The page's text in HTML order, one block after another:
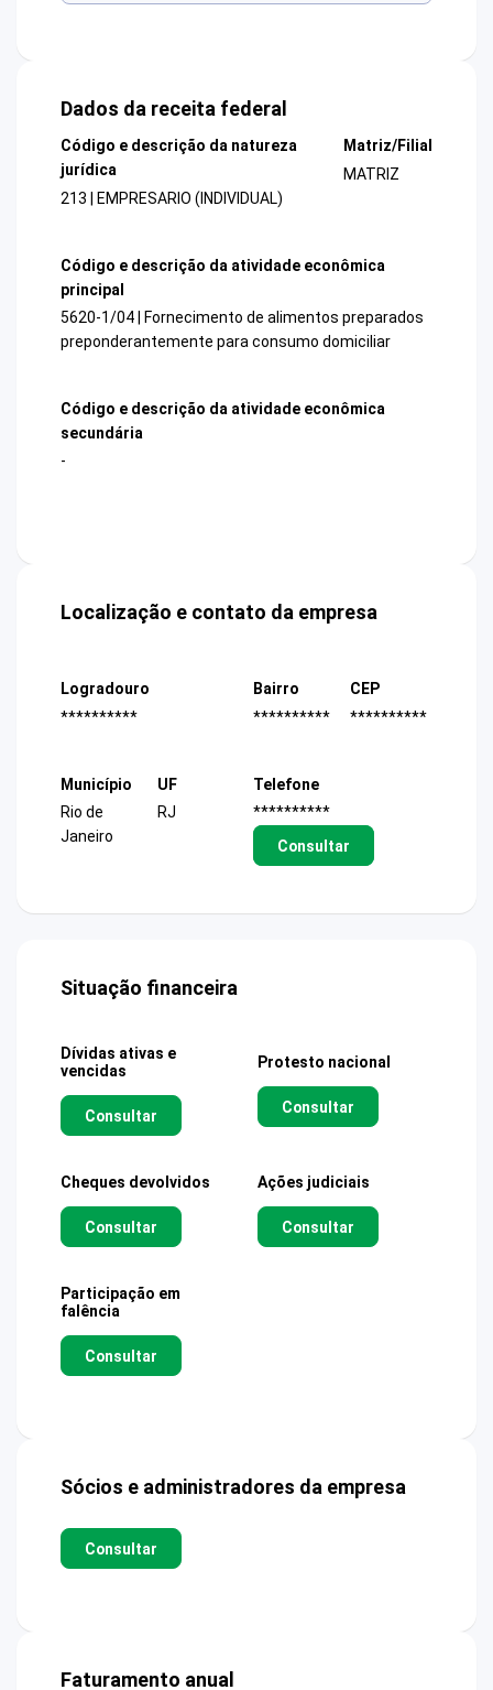
Dados da receita federal
Código e descrição da natureza
jurídica
213 | EMPRESARIO (INDIVIDUAL)
Matriz/Filial
MATRIZ
Código e descrição da atividade econômica
principal
5620-1/04 | Fornecimento de alimentos preparados
preponderantemente para consumo domiciliar
Código e descrição da atividade econômica
secundária
-
Localização e contato da empresa
Logradouro
**********
Bairro
**********
CEP
**********
Município
Rio de
Janeiro
UF
RJ
Telefone
**********
Consultar
Situação financeira
Dívidas ativas e
vencidas
Consultar
Protesto nacional
Consultar
Cheques devolvidos
Consultar
Ações judiciais
Consultar
Participação em
falência
Consultar
Sócios e administradores da empresa
Consultar
Faturamento anual